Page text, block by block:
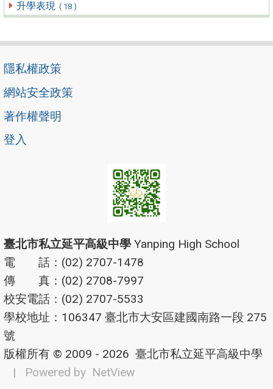
升學表現 ( 18 )
隱私權政策
網站安全政策
著作權聲明
登入
臺北市私立延平高級中學 Yanping High School
電 話：(02) 2707-1478
傳 真：(02) 2708-7997
校安電話：(02) 2707-5533
學校地址：106347 臺北市大安區建國南路一段 275
號
版權所有 © 2009 - 2026 臺北市私立延平高級中學
| Powered by NetView